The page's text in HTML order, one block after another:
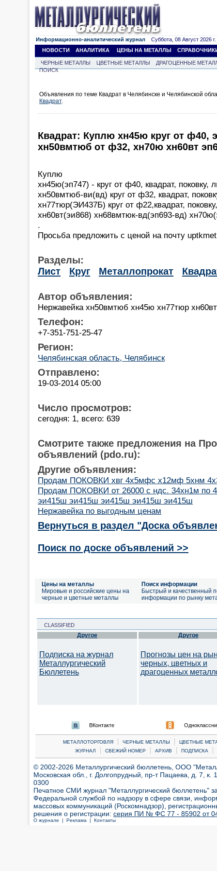
Информационно-аналитический журнал Суббота, 08 Август 2026 г.
НОВОСТИ
АНАЛИТИКА ЦЕНЫ НА МЕТАЛЛЫ
ЧЕРНЫЕ МЕТАЛЛЫ ЦВЕТНЫЕ МЕТАЛЛЫ
ДРАГОЦЕННЫЕ
ПОИСК
Объявления по теме Квадрат в Челябинске и Челябинской
Квадрат.
Квадрат: Куплю хн45ю круг от ф40,
хн50вмтюб от ф32, хн70ю хн60вт
Куплю
хн45ю(эп747) - круг от ф40, квадрат, поковку,
хн50вмтюб-ви(вд) круг от ф32, квадрат,
хн77тюр(ЭИ437Б) круг от ф22,квадрат,
хн60вт(эи868) хн68вмтюк-вд(эп693-вд)
.
Просьба предложить с ценой на почту
Разделы:
Лист
Круг Металлопрокат
Автор объявления:
Нержавейка хн50вмтюб хн45ю хн77тюр хн60вт
Телефон:
+7-351-751-25-47
Регион:
Челябинская область, Челябинск
Отправлено:
19-03-2014 05:00
Число просмотров:
сегодня: 1, всего: 639
Смотрите также предложения на
объявлений (pdo.ru):
Другие объявления:
Продам ПОКОВКИ хвг 4х5мфс х12мф 5хнм
Продам ПОКОВКИ от 26000 с ндс. 34хн1м по
эи415ш эи415ш эи415ш эи415ш эи415ш
Нержавейка по выгодным ценам
Вернуться в раздел "Доска
Поиск по доске объявлений >>
Цены на металлы
Мировые и российские цены на
черные и цветные металлы
Поиск информации
Быстрый и качественный
информации по рынку
CLASSIFIED
Другое
Подписка на журнал
Металлургический
Бюллетень
Другое
Прогнозы цен на
черных, цветных и
драгоценных
ВКонтакте
МЕТАЛЛОТОРГОВЛЯ | ЧЕРНЫЕ МЕТАЛЛЫ |
ЦВЕТНЫЕ
ЖУРНАЛ
| СВЕЖИЙ НОМЕР | АРХИВ | ПОДПИСКА |
© 2002-2026 Металлургический бюллетень, ООО
Московская обл., г. Долгопрудный, пр-т Пацаева, д. 7,
0300
Печатное СМИ журнал "Металлургический бюллетень"
Федеральной службой по надзору в сфере связи,
массовых коммуникаций (Роскомнадзор),
решения о регистрации: серия ПИ № ФС 77 - 85902 от 04
О журнале | Реклама | Контакты